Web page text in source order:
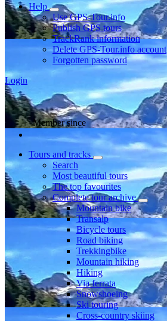
Help
Use GPS-Tour.info
Publish GPS tours
TrackRank information
Delete GPS-Tour.info account
Forgotten password
Login
Member since
Tours and tracks
Search
Most beautiful tours
The top favourites
Complete tour archive
Mountain bike
Transalp
Bicycle tours
Road biking
Trekkingbike
Mountain hiking
Hiking
Via ferrata
Snowshoeing
Ski touring
Cross-country skiing